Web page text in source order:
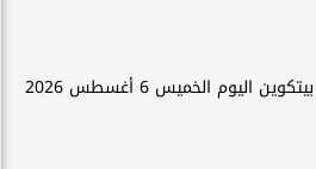
اليوم الخميس 6 أغسطس 2026